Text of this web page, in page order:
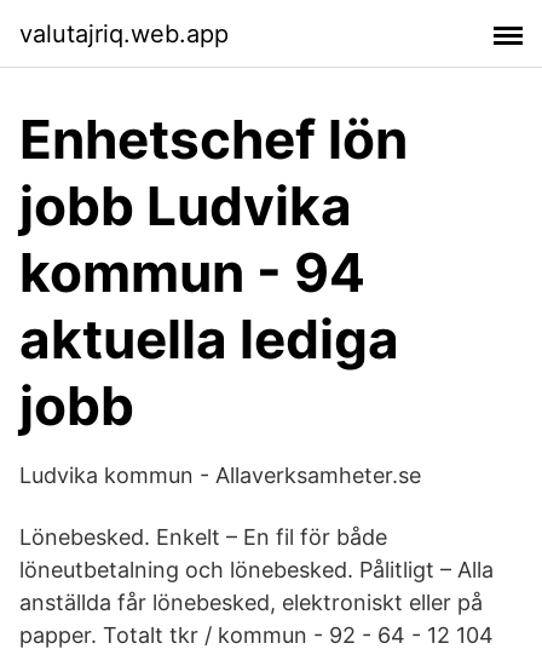
valutajriq.web.app
Enhetschef lön
jobb Ludvika
kommun - 94
aktuella lediga
jobb
Ludvika kommun - Allaverksamheter.se
Lönebesked. Enkelt – En fil för både
löneutbetalning och lönebesked. Pålitligt – Alla
anställda får lönebesked, elektroniskt eller på
papper. Totalt tkr / kommun - 92 - 64 - 12 104